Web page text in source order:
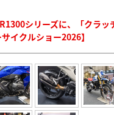
シリーズに、「クラ
イクルショー2026】